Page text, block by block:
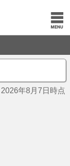
2026年8月7日時点